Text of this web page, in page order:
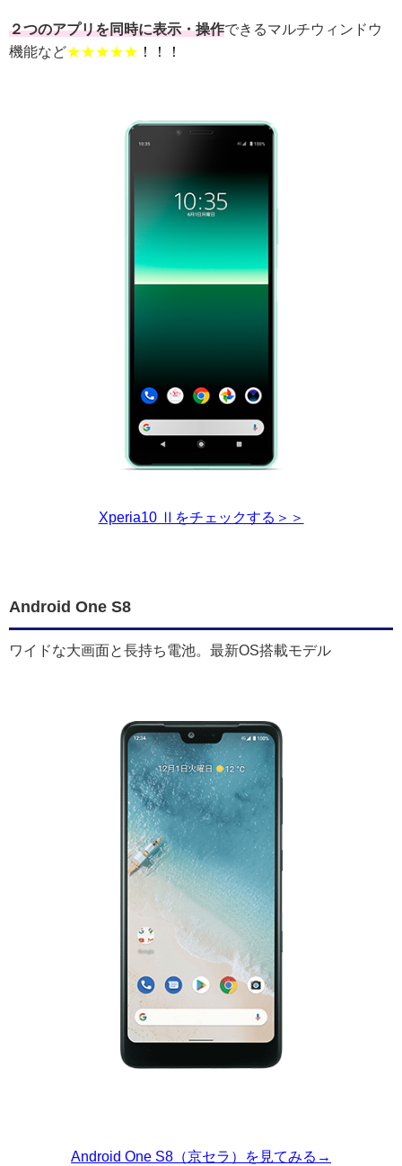
２つのアプリを同時に表示・操作できるマルチウィンドウ
機能など★★★★★ ！！！
Xperia10 Ⅱをチェックする＞＞
Android One S8
ワイドな大画面と長持ち電池。最新OS搭載モデル
Android One S8（京セラ）を見てみる→